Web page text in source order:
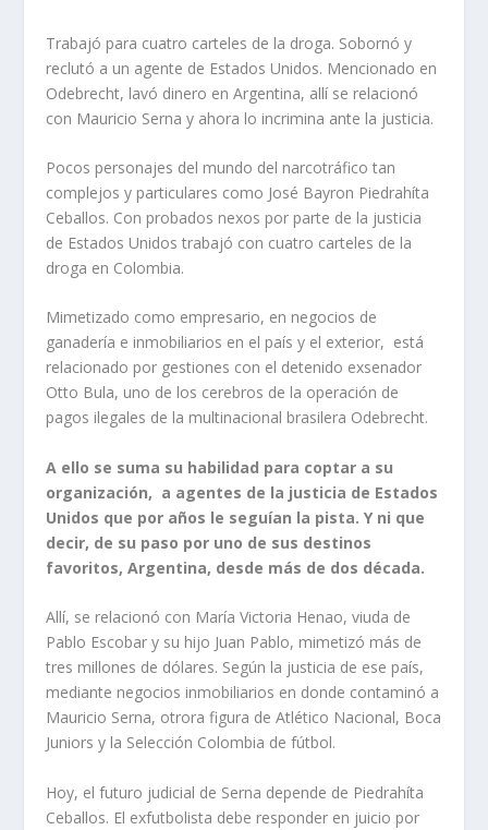
Trabajó para cuatro carteles de la droga. Sobornó y
reclutó a un agente de Estados Unidos. Mencionado en
Odebrecht, lavó dinero en Argentina, allí se relacionó
con Mauricio Serna y ahora lo incrimina ante la justicia.
Pocos personajes del mundo del narcotráfico tan
complejos y particulares como José Bayron Piedrahíta
Ceballos. Con probados nexos por parte de la justicia
de Estados Unidos trabajó con cuatro carteles de la
droga en Colombia.
Mimetizado como empresario, en negocios de
ganadería e inmobiliarios en el país y el exterior, está
relacionado por gestiones con el detenido exsenador
Otto Bula, uno de los cerebros de la operación de
pagos ilegales de la multinacional brasilera Odebrecht.
A ello se suma su habilidad para coptar a su
organización, a agentes de la justicia de Estados
Unidos que por años le seguían la pista. Y ni que
decir, de su paso por uno de sus destinos
favoritos, Argentina, desde más de dos década.
Allí, se relacionó con María Victoria Henao, viuda de
Pablo Escobar y su hijo Juan Pablo, mimetizó más de
tres millones de dólares. Según la justicia de ese país,
mediante negocios inmobiliarios en donde contaminó a
Mauricio Serna, otrora figura de Atlético Nacional, Boca
Juniors y la Selección Colombia de fútbol.
Hoy, el futuro judicial de Serna depende de Piedrahíta
Ceballos. El exfutbolista debe responder en juicio por